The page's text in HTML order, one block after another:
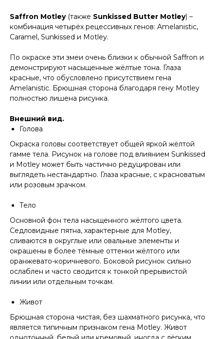
Saffron Motley(также Sunkissed Butter Motley) –
комбинация четырёх рецессивных генов: Amelanistic,
Caramel, Sunkissed и Motley.
По окраске эти змеи очень близки к обычной Saffron и
демонстрируют насыщенные жёлтые тона. Глаза
красные, что обусловлено присутствием гена
Amelanistic. Брюшная сторона благодаря гену Motley
полностью лишена рисунка.
Внешний вид.
Голова
Окраска головы соответствует общей яркой жёлтой
гамме тела. Рисунок на голове под влиянием Sunkissed
и Motley может быть частично редуцирован или
выглядеть нестандартно. Глаза красные, с красноватым
или розовым зрачком.
Тело
Основной фон тела насыщенного жёлтого цвета.
Седловидные пятна, характерные для Motley,
сливаются в округлые или овальные элементы и
окрашены в более тёмные оттенки жёлтого или
оранжевато-коричневого. Боковой рисунок сильно
ослаблен и часто сводится к тонкой прерывистой
линии или отдельным точкам.
Живот
Брюшная сторона чистая, без шахматного рисунка, что
является типичным признаком гена Motley. Живот